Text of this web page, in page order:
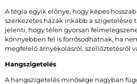
A tégla egyik előnye, hogy képes
szerkezetes házak inkább a szigetelésre
jelenti, hogy télen gyorsan
könnyebben fel is forrósodhatnak, ha
megfelelő árnyékolásról, szellőztetésről
Hangszigetelés
A hangszigetelés minősége nagyban